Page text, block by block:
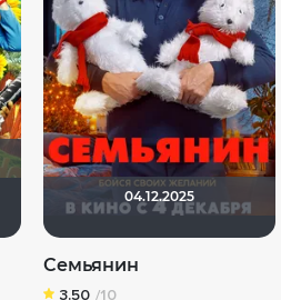
aodinchov7969 04.12.2025
Семьянин
3.50 /10